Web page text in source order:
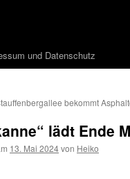
und Datenschutz
bekommt
lädt Ende
13. Mai 2024von Heiko